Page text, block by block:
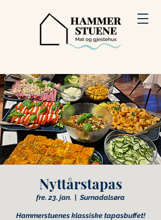
Nyttårstapas
fre. 23. jan.
  |
Surnadalsøra
Hammerstuenes klassiske tapasbuffet!